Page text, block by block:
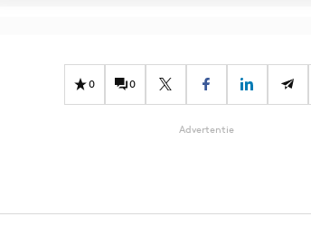
0 0
Advertentie